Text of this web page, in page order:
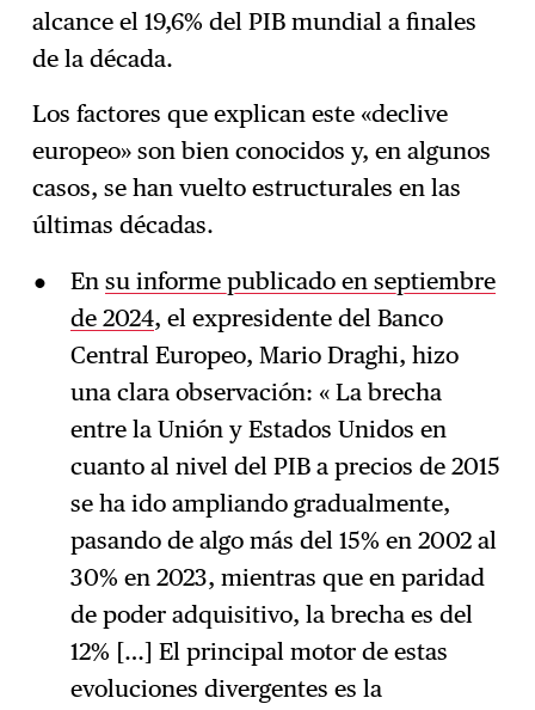
alcance el 19,6% del PIB mundial a finales
de la década.
Los factores que explican este «declive
europeo» son bien conocidos y, en algunos
casos, se han vuelto estructurales en las
últimas décadas.
En su informe publicado en septiembre
de 2024, el expresidente del Banco
Central Europeo, Mario Draghi, hizo
una clara observación: « La brecha
entre la Unión y Estados Unidos en
cuanto al nivel del PIB a precios de 2015
se ha ido ampliando gradualmente,
pasando de algo más del 15% en 2002 al
30% en 2023, mientras que en paridad
de poder adquisitivo, la brecha es del
12% […] El principal motor de estas
evoluciones divergentes es la